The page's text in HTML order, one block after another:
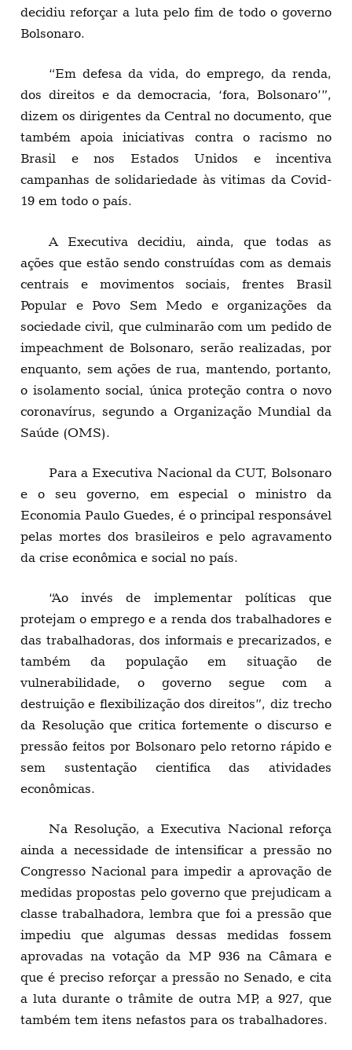
decidiu reforçar a luta pelo fim de todo o governo
Bolsonaro.
“Em defesa da vida, do emprego, da renda,
dos direitos e da democracia, ‘fora, Bolsonaro’”,
dizem os dirigentes da Central no documento, que
também apoia iniciativas contra o racismo no
Brasil e nos Estados Unidos e incentiva
campanhas de solidariedade às vitimas da Covid-
19 em todo o país.
A Executiva decidiu, ainda, que todas as
ações que estão sendo construídas com as demais
centrais e movimentos sociais, frentes Brasil
Popular e Povo Sem Medo e organizações da
sociedade civil, que culminarão com um pedido de
impeachment de Bolsonaro, serão realizadas, por
enquanto, sem ações de rua, mantendo, portanto,
o isolamento social, única proteção contra o novo
coronavírus, segundo a Organização Mundial da
Saúde (OMS).
Para a Executiva Nacional da CUT, Bolsonaro
e o seu governo, em especial o ministro da
Economia Paulo Guedes, é o principal responsável
pelas mortes dos brasileiros e pelo agravamento
da crise econômica e social no país.
“Ao invés de implementar políticas que
protejam o emprego e a renda dos trabalhadores e
das trabalhadoras, dos informais e precarizados, e
também da população em situação de
vulnerabilidade, o governo segue com a
destruição e flexibilização dos direitos”, diz trecho
da Resolução que critica fortemente o discurso e
pressão feitos por Bolsonaro pelo retorno rápido e
sem sustentação cientifica das atividades
econômicas.
Na Resolução, a Executiva Nacional reforça
ainda a necessidade de intensificar a pressão no
Congresso Nacional para impedir a aprovação de
medidas propostas pelo governo que prejudicam a
classe trabalhadora, lembra que foi a pressão que
impediu que algumas dessas medidas fossem
aprovadas na votação da MP 936 na Câmara e
que é preciso reforçar a pressão no Senado, e cita
a luta durante o trâmite de outra MP, a 927, que
também tem itens nefastos para os trabalhadores.